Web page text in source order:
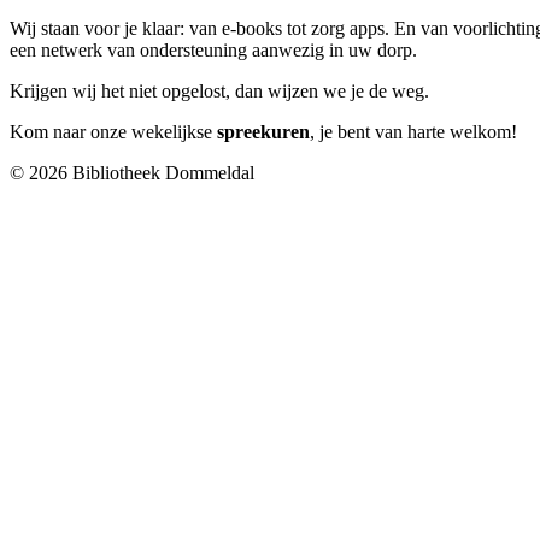
Wij staan voor je klaar: van e-books tot zorg apps. En van
een netwerk van ondersteuning aanwezig in uw dorp.
Krijgen wij het niet opgelost, dan wijzen we je de weg.
Kom naar onze wekelijkse spreekuren, je bent van harte welkom!
© 2026 Bibliotheek Dommeldal